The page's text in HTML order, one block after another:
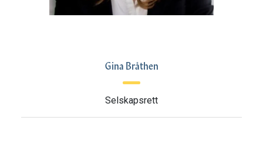
Gina Bråthen
Selskapsrett